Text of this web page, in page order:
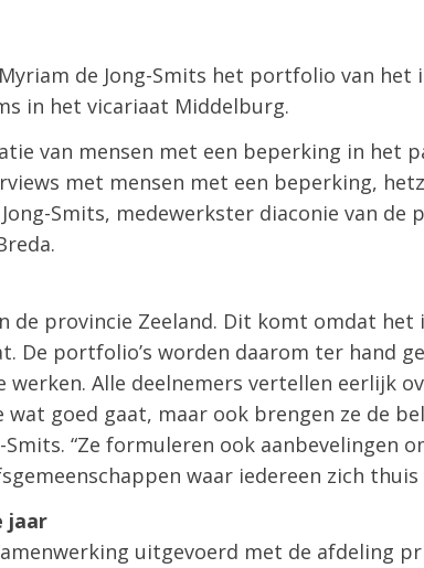
de Jong-Smits het portfolio van het
in het vicariaat Middelburg.
van mensen met een beperking in het
met mensen met een beperking,
Smits, medewerkster diaconie van de
de provincie Zeeland. Dit komt omdat
De portfolio’s worden daarom ter hand
Alle deelnemers vertellen eerlijk
wat goed gaat, maar ook brengen ze de
“Ze formuleren ook aanbevelingen
waar iedereen zich thuis
jaar
uitgevoerd met de afdeling